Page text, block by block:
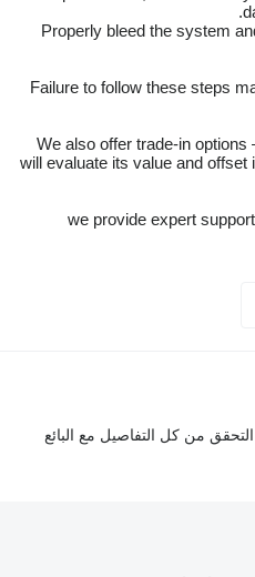
– Properly bleed the system
Failure to follow these steps
We also offer trade-in
will evaluate its value and
– we provide expert
من كل التفاصيل مع البائع